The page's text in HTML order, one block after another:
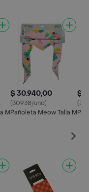
M
$ 30.940,00
(30938/und)
Pañoleta Meow Talla M
$